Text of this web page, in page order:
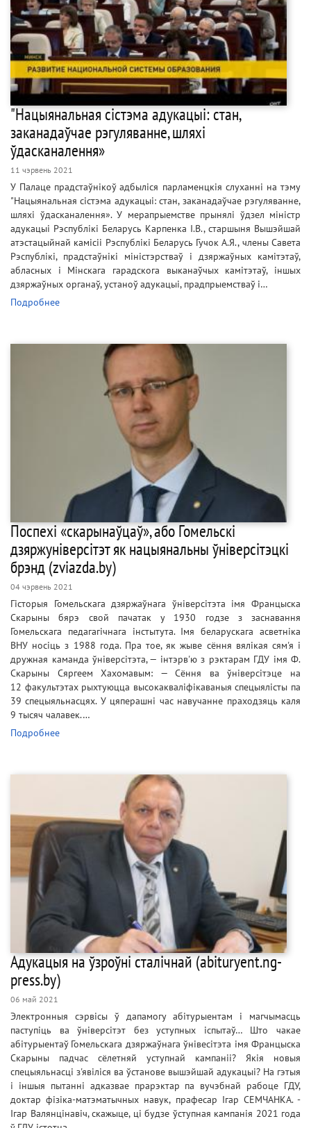
"Нацыянальная сістэма адукацыі: стан,
заканадаўчае рэгуляванне, шляхі
ўдасканалення»
11 чэрвень 2021
У Палаце прадстаўнікоў адбыліся парламенцкія слуханні на тэму
"Нацыянальная сістэма адукацыі: стан, заканадаўчае рэгуляванне,
шляхі ўдасканалення». У мерапрыемстве прынялі ўдзел міністр
адукацыі Рэспублікі Беларусь Карпенка І.В., старшыня Вышэйшай
атэстацыйнай камісіі Рэспублікі Беларусь Гучок А.Я., члены Савета
Рэспублікі, прадстаўнікі міністэрстваў і дзяржаўных камітэтаў,
абласных і Мінскага гарадскога выканаўчых камітэтаў, іншых
дзяржаўных органаў, устаноў адукацыі, прадпрыемстваў і…
Подробнее
Поспехі «скарынаўцаў», або Гомельскі
дзяржуніверсітэт як нацыянальны ўніверсітэцкі
брэнд (zviazda.by)
04 чэрвень 2021
Гісторыя Гомельскага дзяржаўнага ўніверсітэта імя Францыска
Скарыны бярэ свой пачатак у 1930 годзе з заснавання
Гомельскага педагагічнага інстытута. Імя беларускага асветніка
ВНУ носіць з 1988 года. Пра тое, як жыве сёння вялікая сям'я і
дружная каманда ўніверсітэта, — інтэрв'ю з рэктарам ГДУ імя Ф.
Скарыны Сяргеем Хахомавым: — Сёння ва ўніверсітэце на
12 факультэтах рыхтуюцца высокакваліфікаваныя спецыялісты па
39 спецыяльнасцях. У цяперашні час навучанне праходзяць каля
9 тысяч чалавек.…
Подробнее
Адукацыя на ўзроўні сталічнай (abituryent.ng-
press.by)
06 май 2021
Электронныя сэрвісы ў дапамогу абітурыентам і магчымасць
паступіць ва ўніверсітэт без уступных іспытаў… Што чакае
абітурыентаў Гомельскага дзяржаўнага ўнівесітэта імя Францыска
Скарыны падчас сёлетняй уступнай кампаніі? Якія новыя
спецыяльнасці з'явіліся ва ўстанове вышэйшай адукацыі? На гэтыя
і іншыя пытанні адказвае прарэктар па вучэбнай рабоце ГДУ,
доктар фізіка-матэматычных навук, прафесар Ігар СЕМЧАНКА. -
Ігар Валянцінавіч, скажыце, ці будзе ўступная кампанія 2021 года